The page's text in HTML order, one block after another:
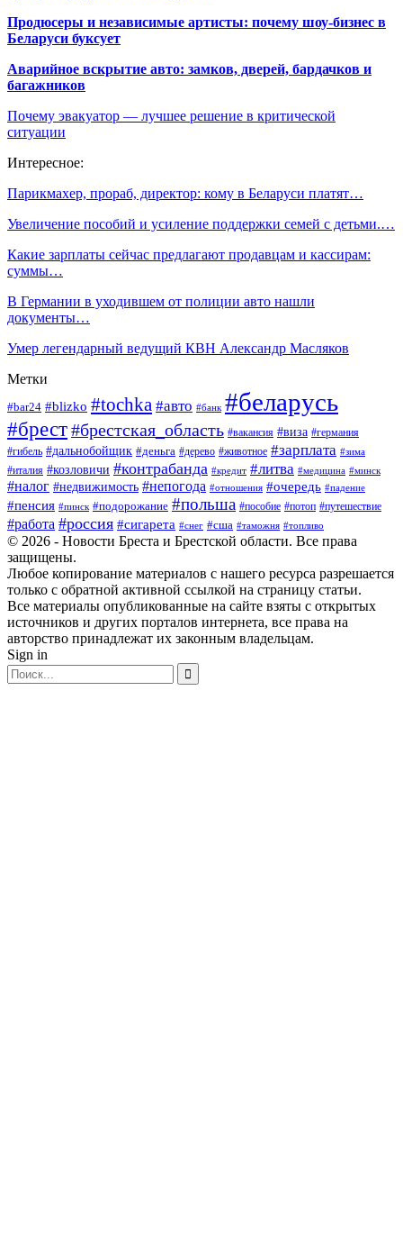
Продюсеры и независимые артисты: почему шоу-бизнес в
Беларуси буксует
Аварийное вскрытие авто: замков, дверей, бардачков и
багажников
Почему эвакуатор — лучшее решение в критической
ситуации
Интересное:
Парикмахер, прораб, директор: кому в Беларуси платят…
Увеличение пособий и усиление поддержки семей с детьми.…
Какие зарплаты сейчас предлагают продавцам и кассирам:
суммы…
В Германии в уходившем от полиции авто нашли
документы…
Умер легендарный ведущий КВН Александр Масляков
Метки
#bar24 #blizko #tochka #авто #банк #беларусь
#брест#брестская_область #вакансия #виза #германия
#гибель #дальнобойщик #деньга #дерево #животное #зарплата #зима
#италия #козловичи #контрабанда #кредит #литва #медицина #минск
#налог #недвижимость #непогода #отношения #очередь #падение
#пенсия #пинск #подорожание #польша #пособие #потоп #путешествие
#работа #россия #сигарета #снег #сша #таможня #топливо
© 2026 - Новости Бреста и Брестской области. Все права
защищены.
Любое копирование материалов с нашего ресурса разрешается
только с обратной активной ссылкой на страницу статьи.
Все материалы опубликованные на сайте взяты с открытых
источников и других порталов интернета, все права на
авторство принадлежат их законным владельцам.
Sign in